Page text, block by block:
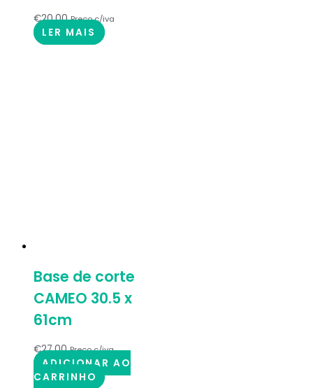
€20.00 Preço c/iva
LER MAIS
Base de corte
CAMEO 30.5 x
61cm
€27.00 Preço c/iva
ADICIONAR AO
CARRINHO